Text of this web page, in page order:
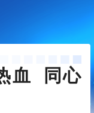
血  同心